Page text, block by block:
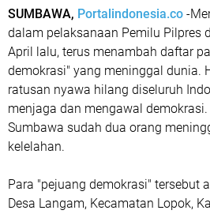
SUMBAWA, Portalindonesia.co -
dalam pelaksanaan Pemilu Pilpres
April lalu, terus menambah daftar
demokrasi" yang meninggal dunia.
ratusan nyawa hilang diseluruh
menjaga dan mengawal
Sumbawa sudah dua orang
kelelahan.
Para "pejuang demokrasi" tersebut
Desa Langam, Kecamatan Lopok,